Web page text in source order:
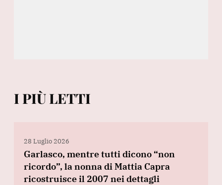
I PIÙ LETTI
28 Luglio 2026
Garlasco, mentre tutti dicono “non
ricordo”, la nonna di Mattia Capra
ricostruisce il 2007 nei dettagli